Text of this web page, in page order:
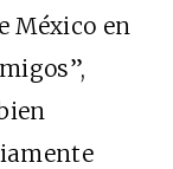
México en